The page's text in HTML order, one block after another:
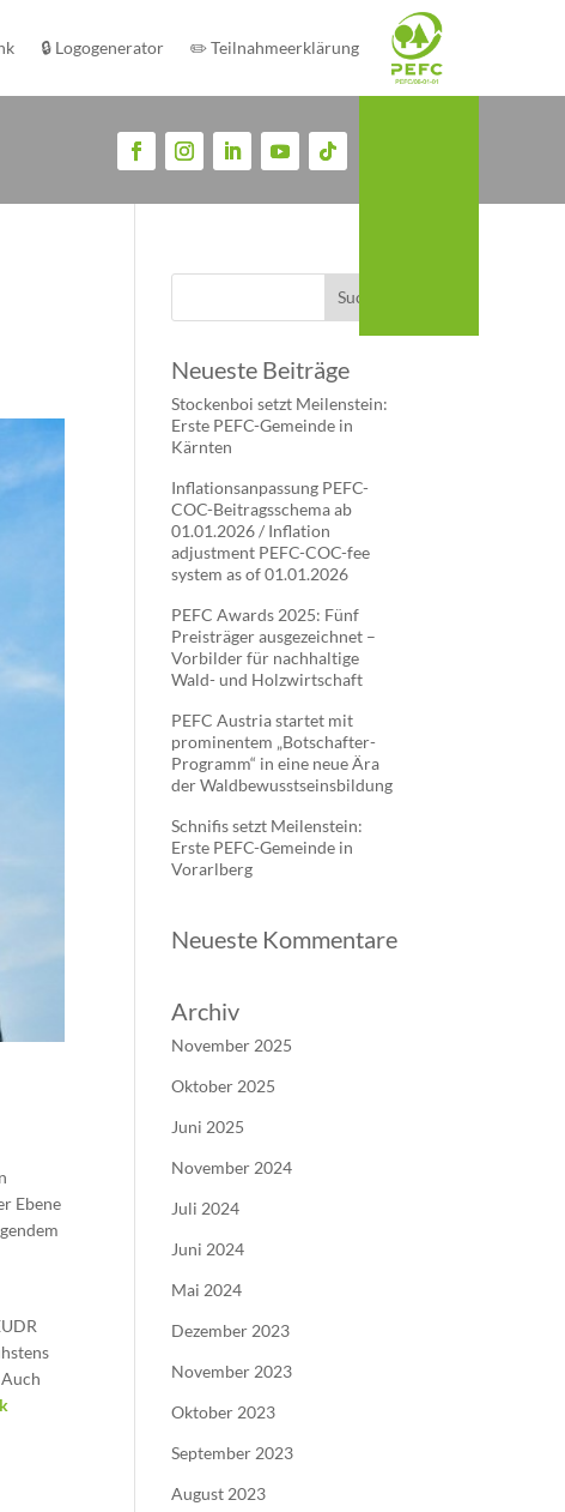
🔒 Logogenerator ✏️ Teilnahmeerklärung
Ebene
Neueste Beiträge
Stockenboi setzt Meilenstein:
Erste PEFC-Gemeinde in
Kärnten
Inflationsanpassung PEFC-
COC-Beitragsschema ab
01.01.2026 / Inflation
adjustment PEFC-COC-fee
system as of 01.01.2026
PEFC Awards 2025: Fünf
Preisträger ausgezeichnet –
Vorbilder für nachhaltige
Wald- und Holzwirtschaft
PEFC Austria startet mit
prominentem „Botschafter-
Programm“ in eine neue Ära
der Waldbewusstseinsbildung
Schnifis setzt Meilenstein:
Erste PEFC-Gemeinde in
Vorarlberg
Neueste Kommentare
Archiv
November 2025
Oktober 2025
Juni 2025
November 2024
Juli 2024
Juni 2024
Mai 2024
Dezember 2023
November 2023
Oktober 2023
September 2023
August 2023